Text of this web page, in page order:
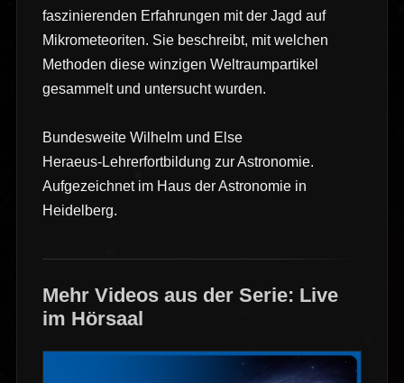
faszinierenden Erfahrungen mit der Jagd auf
Mikrometeoriten. Sie beschreibt, mit welchen
Methoden diese winzigen Weltraumpartikel
gesammelt und untersucht wurden.
Bundesweite Wilhelm und Else
Heraeus-Lehrerfortbildung zur Astronomie.
Aufgezeichnet im Haus der Astronomie in
Heidelberg.
Mehr Videos aus der Serie: Live
im Hörsaal